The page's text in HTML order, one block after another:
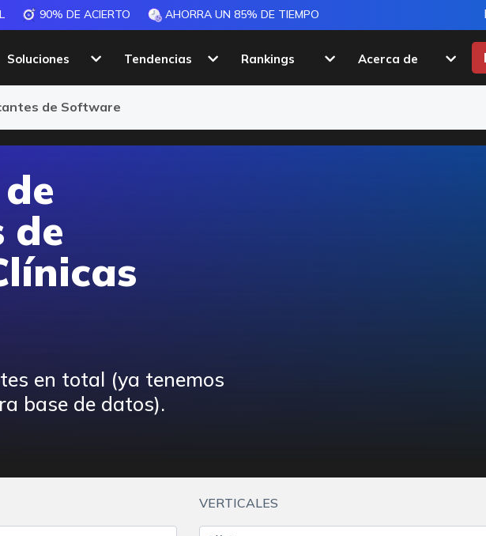
90% DE ACIERTO AHORRA UN 85% DE TIEMPO
Soluciones Tendencias Rankings Acerca de
de Software
de
en total (ya tenemos
base de datos).
VERTICALES